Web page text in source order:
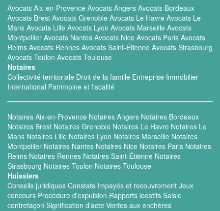
Avocats Aix-en-Provence Avocats Angers Avocats Bordeaux
Avocats Brest Avocats Grenoble Avocats Le Havre Avocats Le
Mans Avocats Lille Avocats Lyon Avocats Marseille Avocats
Montpellier Avocats Nantes Avocats Nice Avocats Paris Avocats
Reims Avocats Rennes Avocats Saint-Étienne Avocats Strasbourg
Avocats Toulon Avocats Toulouse
Notaires
Collectivité territoriale Droit de la famille Entreprise Immobilier
International Patrimoine et fiscalité
Notaires Aix-en-Provence Notaires Angers Notaires Bordeaux
Notaires Brest Notaires Grenoble Notaires Le Havre Notaires Le
Mans Notaires Lille Notaires Lyon Notaires Marseille Notaires
Montpellier Notaires Nantes Notaires Nice Notaires Paris Notaires
Reims Notaires Rennes Notaires Saint-Étienne Notaires
Strasbourg Notaires Toulon Notaires Toulouse
Huissiers
Conseils juridiques Constats Impayés et recouvrement Jeux
concours Procédure d'expulsion Rapports locatifs Saisie
contrefaçon Signification d'acte Ventes aux enchères